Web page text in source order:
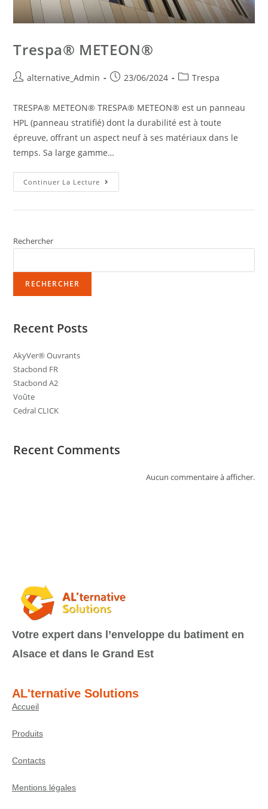
Trespa® METEON®
alternative_Admin 23/06/2024 Trespa
TRESPA® METEON® TRESPA® METEON® est un panneau
HPL (panneau stratifié) dont la durabilité est à toute
épreuve, offrant un aspect neuf à ses matériaux dans le
temps. Sa large gamme…
Continuer La Lecture
Rechercher
RECHERCHER
Recent Posts
AkyVer® Ouvrants
Stacbond FR
Stacbond A2
Voûte
Cedral CLICK
Recent Comments
Aucun commentaire à afficher.
Votre expert dans l’enveloppe du batiment en
Alsace et dans le Grand Est
AL'ternative Solutions
Accueil
Produits
Contacts
Mentions légales